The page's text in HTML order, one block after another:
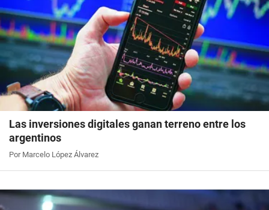
Las inversiones digitales ganan terreno entre los
argentinos
Por Marcelo López Álvarez